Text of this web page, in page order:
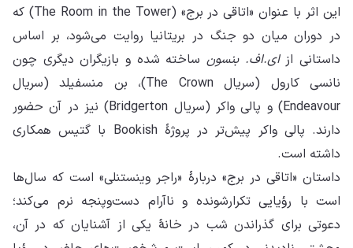
این اثر با عنوان «اتاقی در برج» (The Room in the Tower) که
در دوران میان‌ دو‌ جنگ در بریتانیا روایت می‌شود، بر اساس
داستانی ازای.اف. بنسون ساخته شده و بازیگران دیگری چون
نانسی کارول (سریال The Crown)، بن منسفیلد (سریال
Endeavour) و پالی واکر (سریال Bridgerton) نیز در آن حضور
دارند. پالی واکر پیش‌تر در پروژهٔ Bookish با گتیس همکاری
داشته است.
داستان «اتاقی در برج» دربارهٔ «راجر وینستنلی» است که سال‌ها
است با رؤیایی تکرارشونده و ناآرام دست‌و‌پنجه نرم می‌کند؛
دعوتی برای گذراندن شب در خانهٔ یکی از آشنایان که در آن،